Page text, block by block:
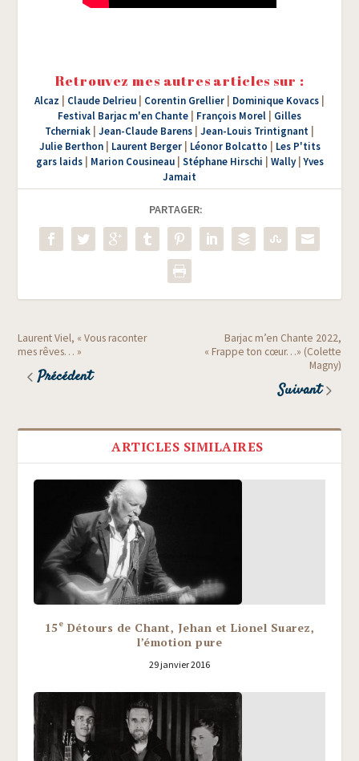
Retrouvez mes autres articles sur :
Alcaz Claude Delrieu Corentin Grellier Dominique Kovacs
Festival Barjac m'en Chante
François Morel
Gilles
Tcherniak Jean-Claude Barens Jean-Louis Trintignant
Julie Berthon| Laurent Berger| Léonor Bolcatto
Les P'tits
gars laids| Marion Cousineau| Stéphane Hirschi Wally|Yves
Jamait
PARTAGER:
Laurent Viel, « Vous raconter
mes rêves… »
Précédent
Barjac m’en Chante 2022,
« Frappe ton cœur…» (Colette
Magny)
Suivant
ARTICLES SIMILAIRES
15e Détours de Chant, Jehan et Lionel Suarez,
l’émotion pure
29 janvier 2016